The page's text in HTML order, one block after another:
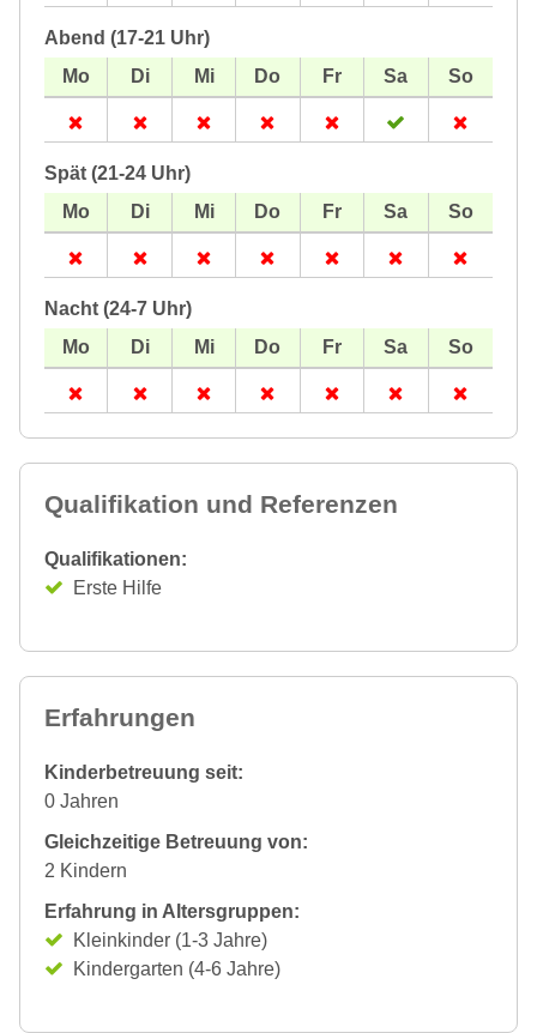
Abend (17-21 Uhr)
Spät (21-24 Uhr)
Nacht (24-7 Uhr)
Qualifikation und Referenzen
Qualifikationen:
Erste Hilfe
Erfahrungen
Kinderbetreuung seit:
0 Jahren
Gleichzeitige Betreuung von:
2 Kindern
Erfahrung in Altersgruppen:
Kleinkinder (1-3 Jahre)
Kindergarten (4-6 Jahre)